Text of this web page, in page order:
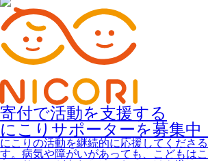
寄付で活動を支援する
にこりサポーターを募集中
にこりの活動を継続的に応援してくださ
す。病気や障がいがあっても、こどもはこ